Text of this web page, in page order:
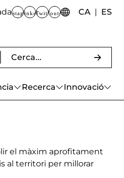
Enllaços d'accés directe
Xarxes socials
Instagram
LinkedinTwitterYoutube CA ES
contingut
Recerca Innovació
el màxim aprofitament
al territori per millorar